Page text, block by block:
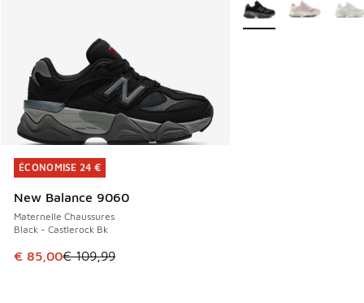
ÉCONOMISE 24 €
New Balance 9060
Maternelle Chaussures
Black - Castlerock Bk
Cet article est en promotion. Prix en baisse de € 109,99 à
€ 85,00€ 109,99
ÉCONOMISE 24 €